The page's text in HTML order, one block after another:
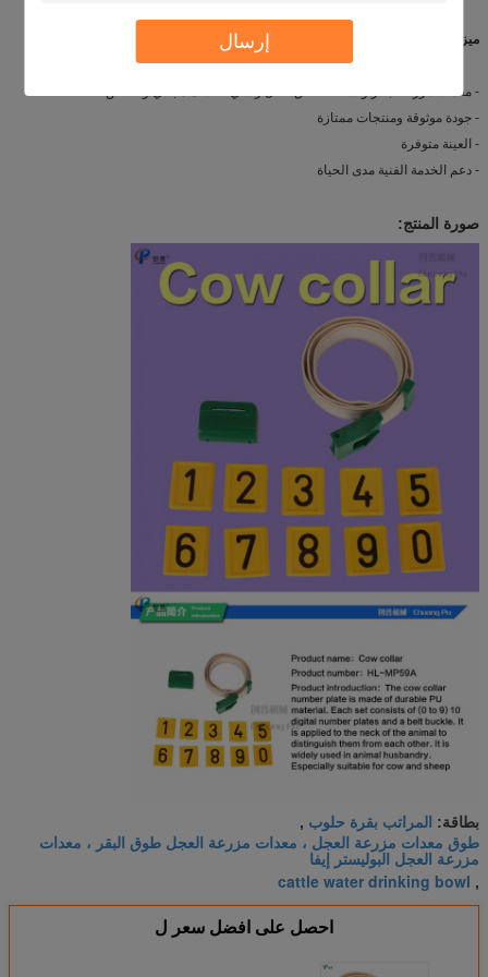
إرسال ميزة تنافسية:
- معدات مزرعة أبقار واسعة النطاق: قفل رأسي ، كشك مجاني وأقفاص ؛
- جودة موثوقة ومنتجات ممتازة
- العينة متوفرة
- دعم الخدمة الفنية مدى الحياة
صورة المنتج:
بطاقة: المراتب بقرة حلوب ,
طوق معدات مزرعة العجل ، معدات مزرعة العجل طوق البقر ، معدات
مزرعة العجل البوليستر إيفا
,
cattle water drinking bowl
احصل على افضل سعر ل